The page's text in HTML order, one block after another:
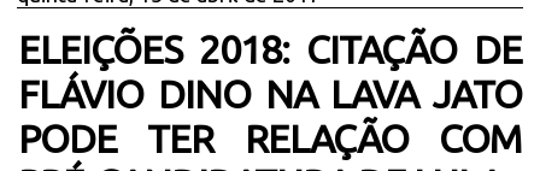
ELEIÇÕES 2018: CITAÇÃO DE
FLÁVIO DINO NA LAVA JATO
PODE TER RELAÇÃO COM